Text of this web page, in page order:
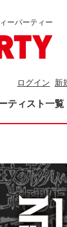
ーパーティー
ログイン 新
ティスト一覧